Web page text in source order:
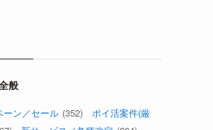
般
ーン／セール (352)
ポイ活案件(厳